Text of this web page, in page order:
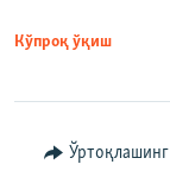
Кўпроқ ўқиш
Ўртоқлашинг